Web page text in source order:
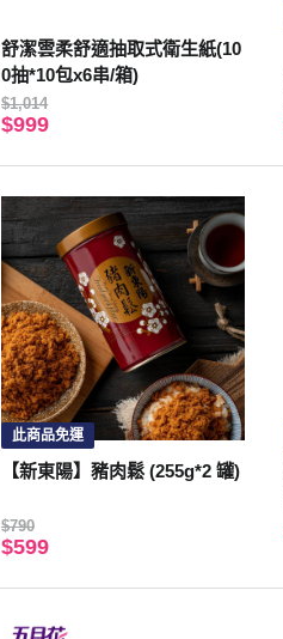
舒潔雲柔舒適抽取式衛生紙(10
0抽*10包x6串/箱)
$1,014
$999
此商品免運
【新東陽】豬肉鬆 (255g*2 罐)
$790
$599